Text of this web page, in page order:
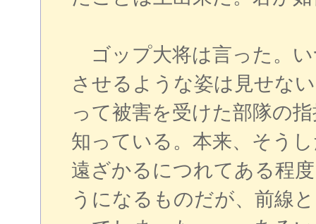
ゴップ大将は言った。
させるような姿は見せな
って被害を受けた部隊の
知っている。本来、そう
遠ざかるにつれてある程
うになるものだが、前線